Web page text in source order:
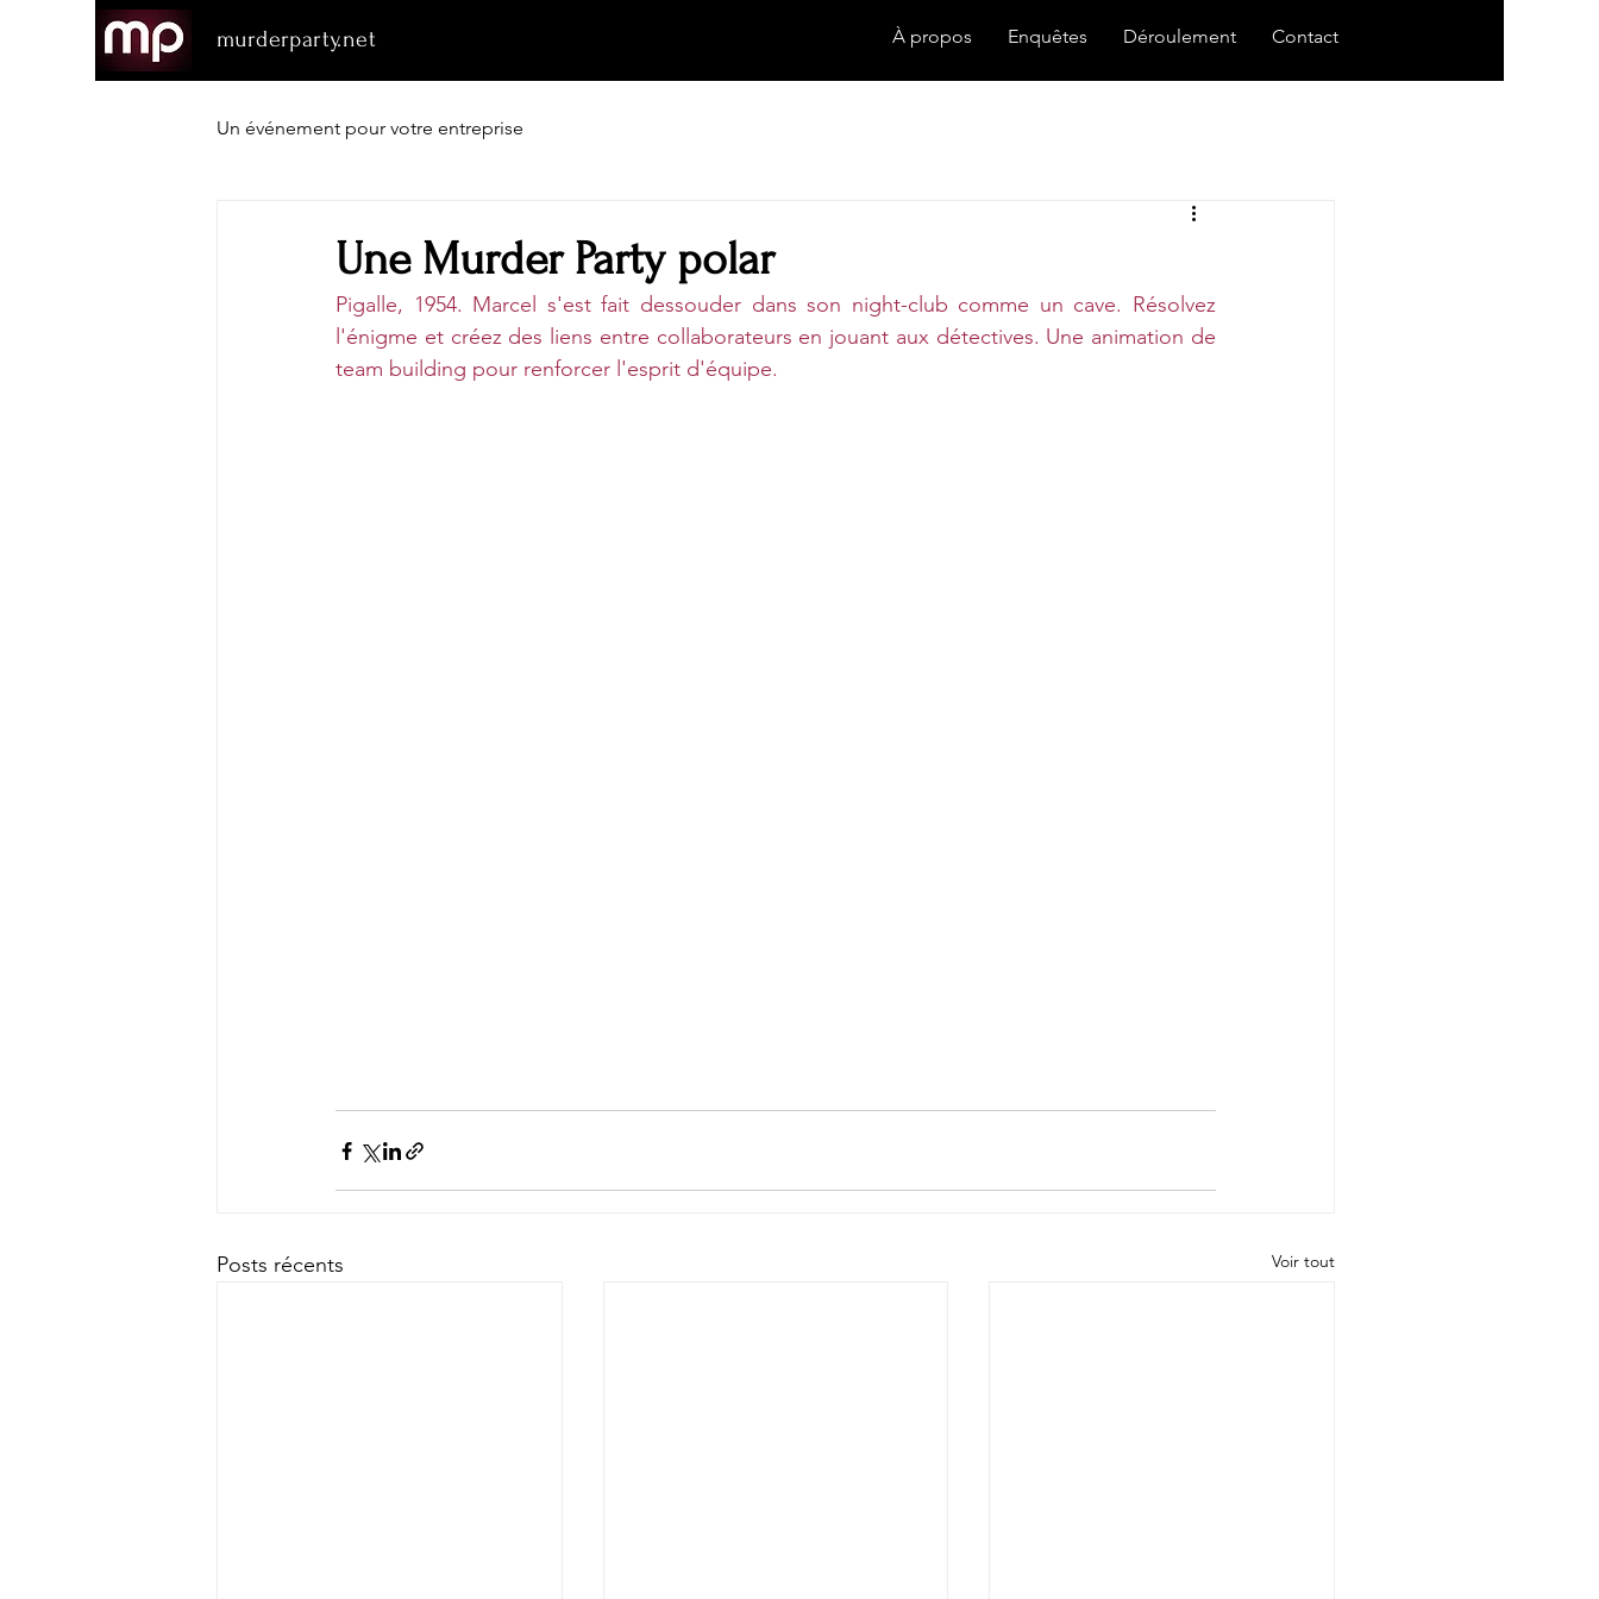
murderparty.net À propos Enquêtes Déroulement Contact
Un événement pour votre entreprise
Une Murder Party polar
Pigalle, 1954. Marcel s'est fait dessouder dans son night-club comme un cave. Résolvez
l'énigme et créez des liens entre collaborateurs en jouant aux détectives. Une animation de
team building pour renforcer l'esprit d'équipe.
Posts récents Voir tout